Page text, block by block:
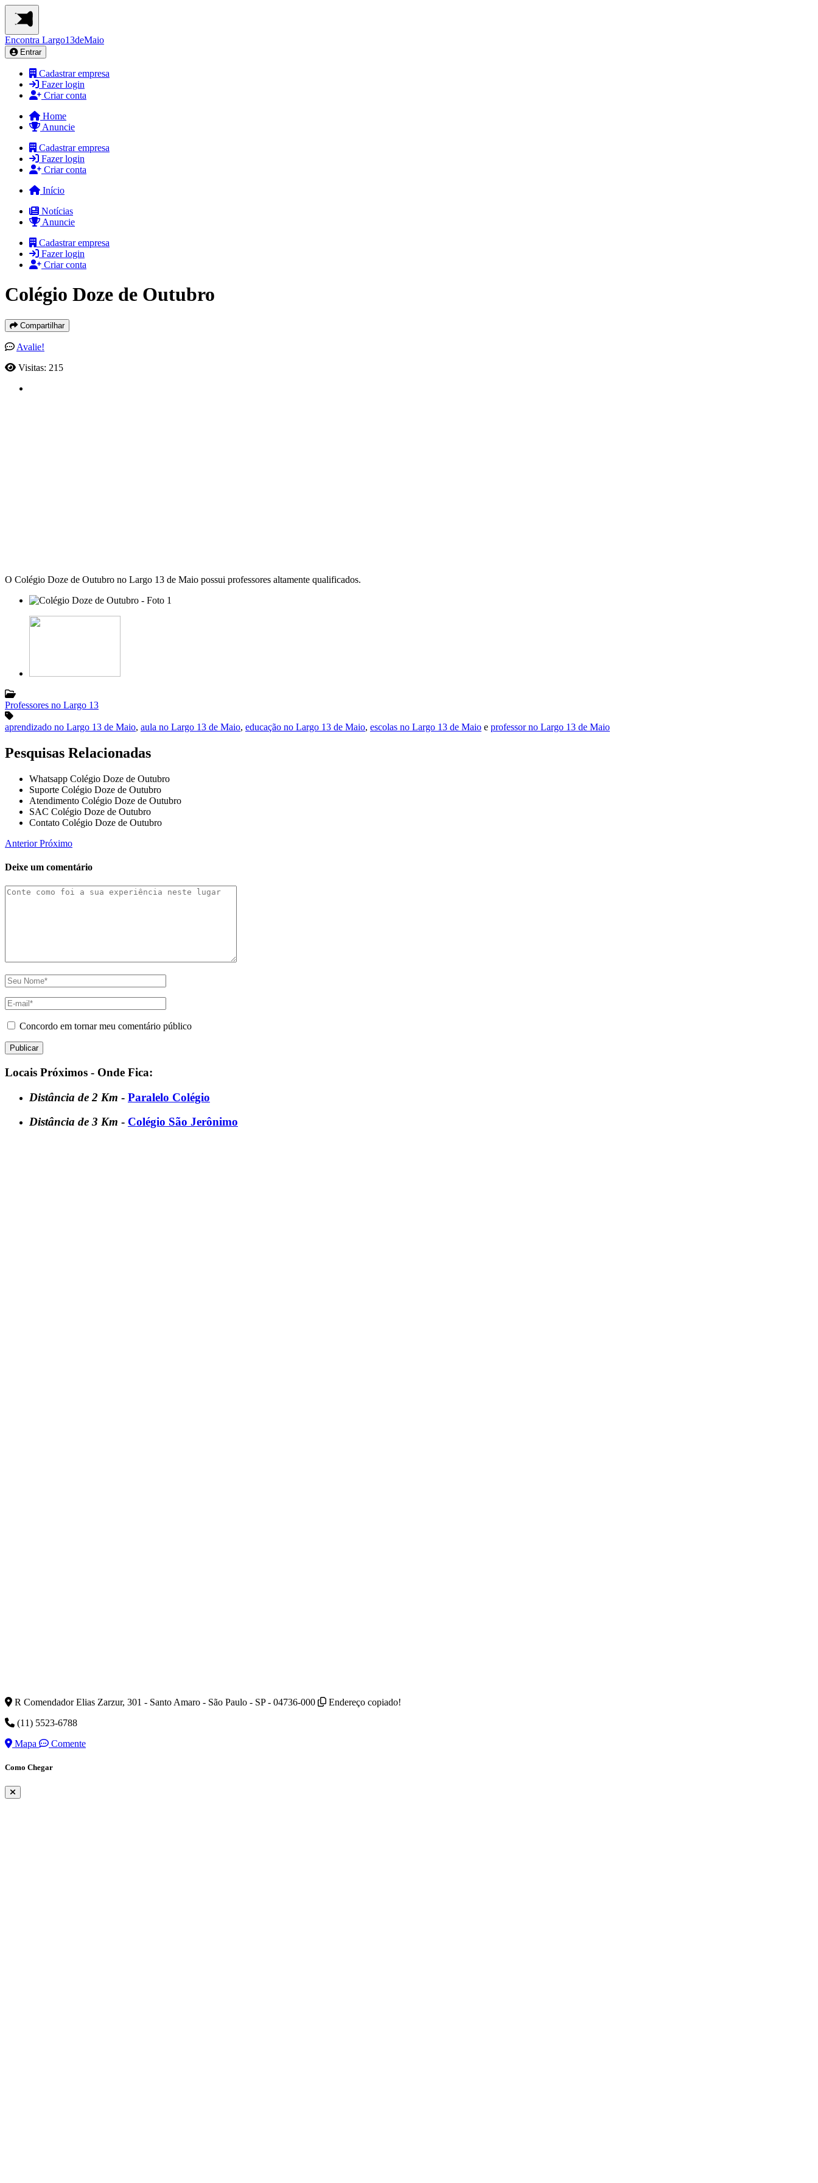
Encontra Largo13deMaio
Entrar
Cadastrar empresa
Fazer login
Criar conta
Home
Anuncie
Cadastrar empresa
Fazer login
Criar conta
Início
Notícias
Anuncie
Cadastrar empresa
Fazer login
Criar conta
Colégio Doze de Outubro
Compartilhar
Avalie!
Visitas: 215
O Colégio Doze de Outubro no Largo 13 de Maio possui professores altamente qualificados.
Professores no Largo 13
aprendizado no Largo 13 de Maio, aula no Largo 13 de Maio, educação no Largo 13 de Maio, escolas no Largo 13 de Maio e professor no Largo 13 de Maio
Pesquisas Relacionadas
Whatsapp Colégio Doze de Outubro
Suporte Colégio Doze de Outubro
Atendimento Colégio Doze de Outubro
SAC Colégio Doze de Outubro
Contato Colégio Doze de Outubro
AnteriorPróximo
Deixe um comentário
Concordo em tornar meu comentário público
Locais Próximos - Onde Fica:
Distância de 2 Km - Paralelo Colégio
Distância de 3 Km - Colégio São Jerônimo
R Comendador Elias Zarzur, 301 - Santo Amaro - São Paulo - SP - 04736-000
Endereço copiado!
(11) 5523-6788
Mapa
Comente
Como Chegar